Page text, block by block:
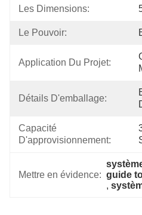
Les Dimensions:
Le Pouvoir:
Application Du Projet:
Détails D'emballage:
Capacité
D'approvisionnement:
Mettre en évidence: guide
,